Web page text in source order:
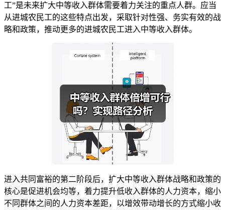
工”是未来扩大中等收入群体需要着力关注的重点人群。应当
从进城农民工的这些特点出发，采取针对性强、务实有效的战
略和政策，推动更多的进城农民工进入中等收入群体。
进入共同富裕的第二阶段后，扩大中等收入群体战略和政策的
核心是促进机会均等，着力提升低收入群体的人力资本，缩小
不同群体之间的人力资本差距，以增效带动增长的方式缩小收